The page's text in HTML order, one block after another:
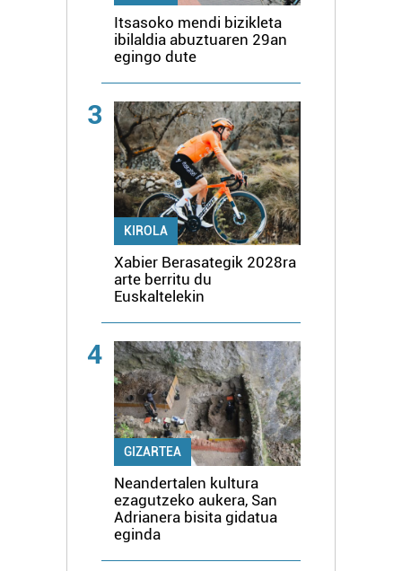
Itsasoko mendi bizikleta
ibilaldia abuztuaren 29an
egingo dute
3
KIROLA
Xabier Berasategik 2028ra
arte berritu du
Euskaltelekin
4
GIZARTEA
Neandertalen kultura
ezagutzeko aukera, San
Adrianera bisita gidatua
eginda